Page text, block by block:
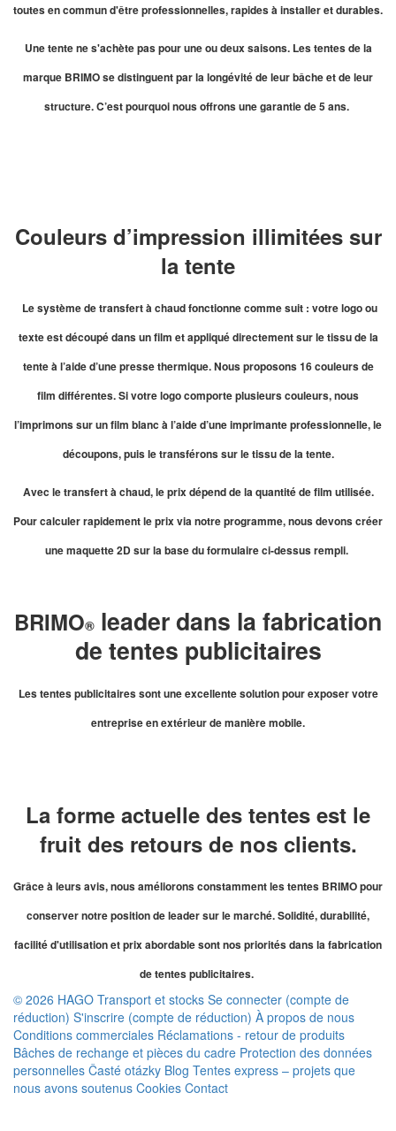
toutes en commun d'être professionnelles, rapides à installer et durables.
Une tente ne s'achète pas pour une ou deux saisons. Les tentes de la
marque BRIMO se distinguent par la longévité de leur bâche et de leur
structure. C’est pourquoi nous offrons une garantie de 5 ans.
Couleurs d’impression illimitées sur
la tente
Le système de transfert à chaud fonctionne comme suit : votre logo ou
texte est découpé dans un film et appliqué directement sur le tissu de la
tente à l’aide d’une presse thermique. Nous proposons 16 couleurs de
film différentes. Si votre logo comporte plusieurs couleurs, nous
l’imprimons sur un film blanc à l’aide d’une imprimante professionnelle, le
découpons, puis le transférons sur le tissu de la tente.
Avec le transfert à chaud, le prix dépend de la quantité de film utilisée.
Pour calculer rapidement le prix via notre programme, nous devons créer
une maquette 2D sur la base du formulaire ci-dessus rempli.
BRIMO® leader dans la fabrication
de tentes publicitaires
Les tentes publicitaires sont une excellente solution pour exposer votre
entreprise en extérieur de manière mobile.
La forme actuelle des tentes est le
fruit des retours de nos clients.
Grâce à leurs avis, nous améliorons constamment les tentes BRIMO pour
conserver notre position de leader sur le marché. Solidité, durabilité,
facilité d'utilisation et prix abordable sont nos priorités dans la fabrication
de tentes publicitaires.
© 2026 HAGO Transport et stocks Se connecter (compte de
réduction) S'inscrire (compte de réduction) À propos de nous
Conditions commerciales Réclamations - retour de produits
Bâches de rechange et pièces du cadre Protection des données
personnelles Časté otázky Blog Tentes express – projets que
nous avons soutenus Cookies Contact